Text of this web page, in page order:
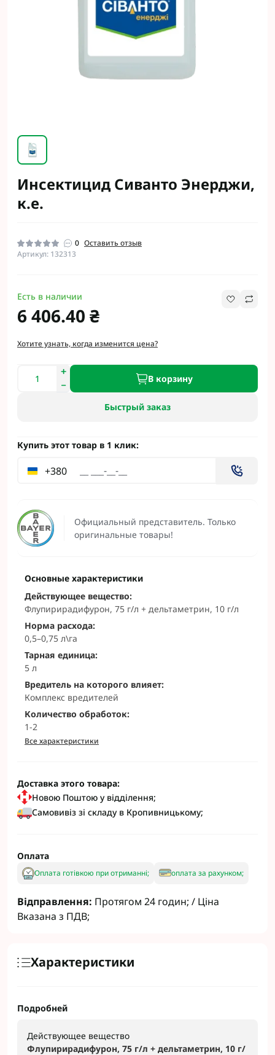
Инсектицид Сиванто Энерджи,
к.е.
0 Оставить отзыв
Артикул: 132313
Официальный представитель. Только
оригинальные товары!
Есть в наличии
6 406.40 ₴
Хотите узнать, когда изменится цена?
В корзину
Быстрый заказ
Купить этот товар в 1 клик:
+380
Основные характеристики
Действующее вещество:
Флупирирадифурон, 75 г/л + дельтаметрин, 10 г/л
Норма расхода:
0,5–0,75 л\га
Тарная единица:
5 л
Вредитель на которого влияет:
Комплекс вредителей
Количество обработок:
1-2
Все характеристики
Доставка этого товара:
Новою Поштою у відділення;
Самовивіз зі складу в Кропивницькому;
Оплата
Оплата готівкою при отриманні; оплата за рахунком;
Відправлення: Протягом 24 годин; / Ціна
Вказана з ПДВ;
Характеристики
Подробней
Действующее вещество
Флупирирадифурон, 75 г/л + дельтаметрин, 10 г/